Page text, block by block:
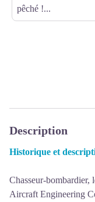
pêché !...
Description
Historique et
Chasseur-bombardier,
Aircraft Engineering